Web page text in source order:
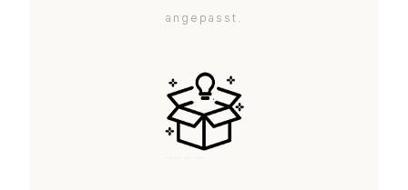
angepasst.